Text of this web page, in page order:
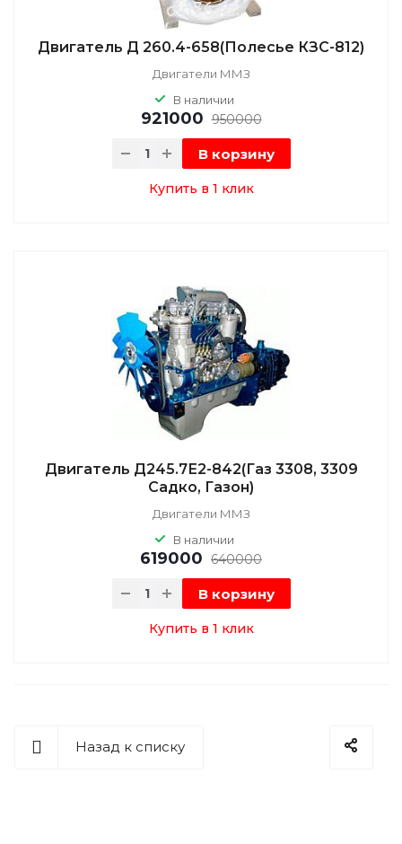
Двигатель Д 260.4-658(Полесье КЗС-812)
Двигатели ММЗ
В наличии
921000 950000
В корзину
Купить в 1 клик
Двигатель Д245.7Е2-842(Газ 3308, 3309
Садко, Газон)
Двигатели ММЗ
В наличии
619000 640000
В корзину
Купить в 1 клик
Назад к списку